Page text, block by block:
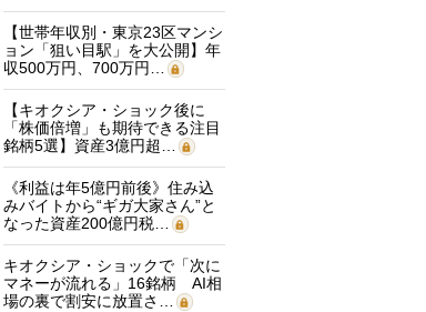
【世帯年収別・東京23区マンシ
ョン「狙い目駅」を大公開】年
収500万円、700万円…
【キオクシア・ショック後に
「株価倍増」も期待できる注目
銘柄5選】資産3億円超…
《利益は年5億円前後》住み込
みバイトから“ギガ大家さん”と
なった資産200億円税…
キオクシア・ショックで「次に
マネーが流れる」16銘柄 AI相
場の裏で割安に放置さ…